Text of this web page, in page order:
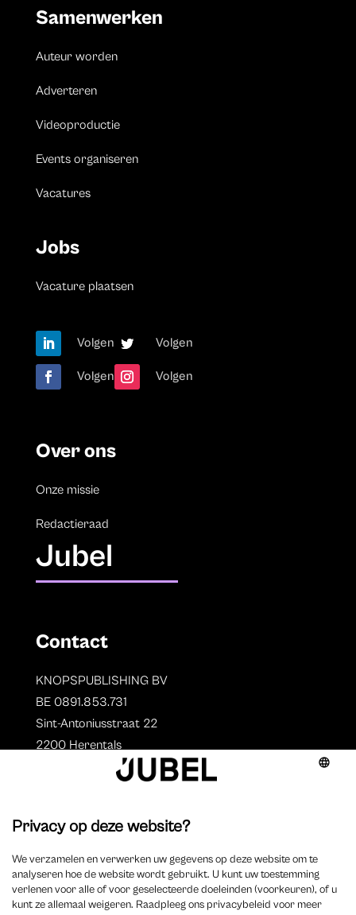
Samenwerken
Auteur worden
Adverteren
Videoproductie
Events organiseren
Vacatures
Jobs
Vacature plaatsen
Volgen Volgen
Volgen Volgen
Over ons
Onze missie
Redactieraad
Jubel
Contact
KNOPSPUBLISHING BV
BE 0891.853.731
Sint-Antoniusstraat 22
2200 Herentals
Auteurs
Overzicht auteurs
Auteur worden?